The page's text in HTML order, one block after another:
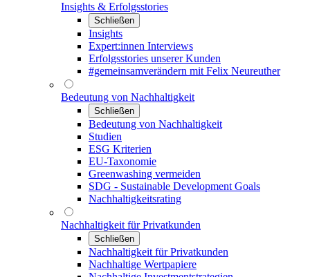
Insights & Erfolgsstories
Schließen
Insights
Expert:innen Interviews
Erfolgsstories unserer Kunden
#gemeinsamverändern mit Felix Neureuther
Bedeutung von Nachhaltigkeit
Schließen
Bedeutung von Nachhaltigkeit
Studien
ESG Kriterien
EU-Taxonomie
Greenwashing vermeiden
SDG - Sustainable Development Goals
Nachhaltigkeitsrating
Nachhaltigkeit für Privatkunden
Schließen
Nachhaltigkeit für Privatkunden
Nachhaltige Wertpapiere